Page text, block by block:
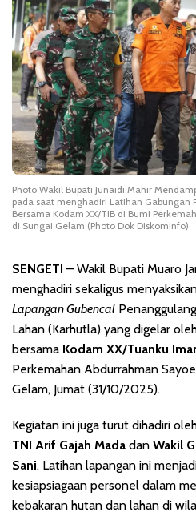
Photo Wakil Bupati Junaidi Mahir
pada saat menghadiri Latihan Gabungan
Bersama Kodam XX/TIB di Bumi
di Sungai Gelam (Photo Dok Diskominfo)
SENGETI – Wakil Bupati Muaro
menghadiri sekaligus
Lapangan Gubencal
Lahan (Karhutla) yang digelar
bersama Kodam XX/Tuanku
Perkemahan Abdurrahman
Gelam, Jumat (31/10/2025).
Kegiatan ini juga turut dihadiri
TNI Arif Gajah Mada dan Wakil
Sani. Latihan lapangan ini
kesiapsiagaan personel dalam
kebakaran hutan dan lahan di